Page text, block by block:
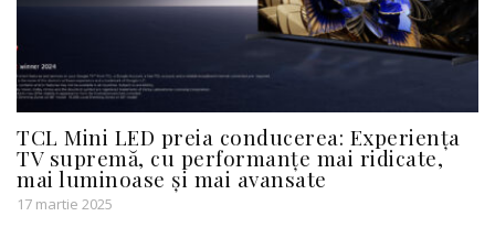
TCL Mini LED preia conducerea: Experiența
TV supremă, cu performanțe mai ridicate,
mai luminoase și mai avansate
17 martie 2025